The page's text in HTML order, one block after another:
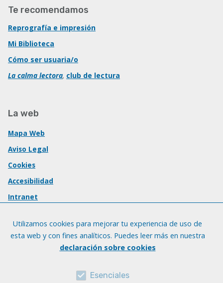
Te recomendamos
Reprografía e impresión
Mi Biblioteca
Cómo ser usuaria/o
La calma lectora, club de lectura
La web
Mapa Web
Aviso Legal
Cookies
Accesibilidad
Intranet
Utilizamos cookies para mejorar tu experiencia de uso de
esta web y con fines analíticos. Puedes leer más en nuestra
declaración sobre cookies
Esenciales